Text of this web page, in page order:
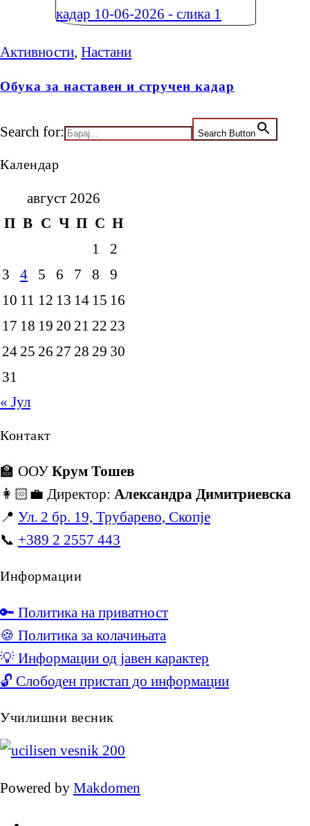
Активности, Настани
Обука за наставен и стручен кадар
Search for: Search Button
Календар
август 2026
П В С Ч П С Н
1
2
3
4 5 6 7 8
9
10 11 12 13 14 15 16
17 18 19 20 21 22 23
24 25 26 27 28 29 30
31
« Јул
Контакт
🏫 ООУ Крум Тошев
👩🏻‍💼 Директор: Александра Димитриевска
📍 Ул. 2 бр. 19, Трубарево, Скопје
📞 +389 2 2557 443
Информации
🔑 Политика на приватност
🍪 Политика за колачињата
💡 Информации од јавен карактер
🔓 Слободен пристап до информации
Училишни весник
Powered by Makdomen